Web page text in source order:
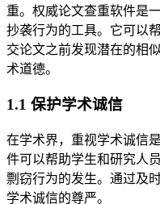
重。权威论文查重软件是
抄袭行为的工具。它可以
交论文之前发现潜在的相
术道德。
1.1 保护学术诚信
在学术界，重视学术诚信
件可以帮助学生和研究人
剽窃行为的发生。通过及
学术诚信的尊严。